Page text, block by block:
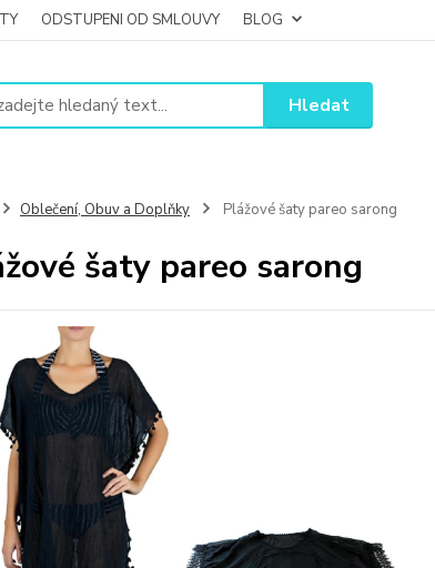
ODSTUPENI OD SMLOUVY BLOG
Hledat
Oblečení, Obuv a Doplňky Plážové šaty pareo sarong
šaty pareo sarong